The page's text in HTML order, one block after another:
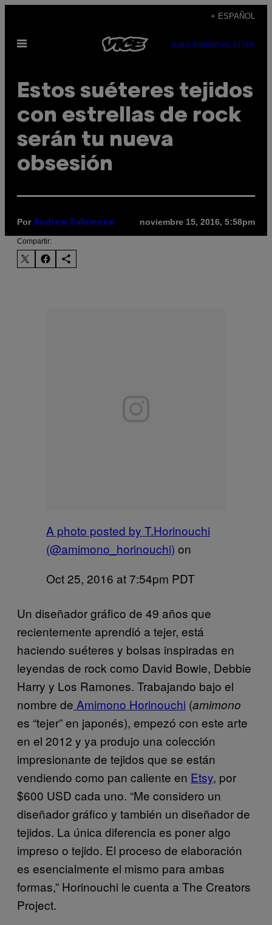
contenido
+ ESPAÑOL
Abrir
SUBSCRIBENEWSLETTER
Estos suéteres tejidos
con estrellas de rock
serán tu nueva
obsesión
Por Andrew Salomone noviembre 15, 2016, 5:58pm
Compartir:
A photo posted by T.Horinouchi
(@amimono_horinouchi) on
Oct 25, 2016 at 7:54pm PDT
Un diseñador gráfico de 49 años que
recientemente aprendió a tejer, está
haciendo suéteres y bolsas inspiradas en
leyendas de rock como David Bowie, Debbie
Harry y Los Ramones. Trabajando bajo el
nombre de Amimono Horinouchi (amimono
es “tejer” en japonés), empezó con este arte
en el 2012 y ya produjo una colección
impresionante de tejidos que se están
vendiendo como pan caliente en Etsy, por
$600 USD cada uno. “Me considero un
diseñador gráfico y también un diseñador de
tejidos. La única diferencia es poner algo
impreso o tejido. El proceso de elaboración
es esencialmente el mismo para ambas
formas,” Horinouchi le cuenta a The Creators
Project.